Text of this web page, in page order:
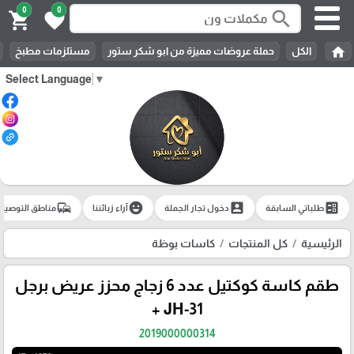
Select Language ▼
search
0
favorite
0
shopping_cart
home الكل حملة عروضات مميزة من ابو شكر ستور مستلزمات مطبخ
ballotطلباتي السابقة account_boxدخول تجار الجملة emoji_emotionsآراء زبائننا commuteمناطق
الرئيسية كل المنتجات كاسات بوظة
طقم كاسة كوكتيل عدد 6 زجاج محزز عريض برجل
JH-31 +
2019000000314